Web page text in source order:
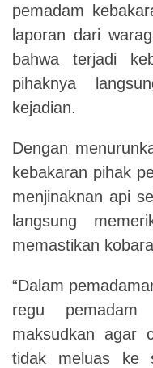
pemadam
laporan dari
bahwa terjadi
pihaknya
kejadian.
Dengan
kebakaran pihak
menjinaknan api
langsung
memastikan
“Dalam
regu
maksudkan agar
tidak meluas ke